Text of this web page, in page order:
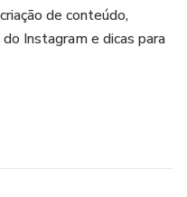
de conteúdo,
Instagram e dicas para